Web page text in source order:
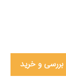
بررسی و خرید